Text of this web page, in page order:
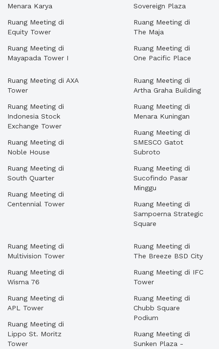
Menara Karya
Ruang Meeting di
Equity Tower
Ruang Meeting di
Mayapada Tower I
Sovereign Plaza
Ruang Meeting di
The Maja
Ruang Meeting di
One Pacific Place
Ruang Meeting di AXA
Tower
Ruang Meeting di
Indonesia Stock
Exchange Tower
Ruang Meeting di
Noble House
Ruang Meeting di
South Quarter
Ruang Meeting di
Centennial Tower
Ruang Meeting di
Artha Graha Building
Ruang Meeting di
Menara Kuningan
Ruang Meeting di
SMESCO Gatot
Subroto
Ruang Meeting di
Sucofindo Pasar
Minggu
Ruang Meeting di
Sampoerna Strategic
Square
Ruang Meeting di
Multivision Tower
Ruang Meeting di
Wisma 76
Ruang Meeting di
APL Tower
Ruang Meeting di
Lippo St. Moritz
Tower
Ruang Meeting di
The Breeze BSD City
Ruang Meeting di IFC
Tower
Ruang Meeting di
Chubb Square
Podium
Ruang Meeting di
Sunken Plaza -